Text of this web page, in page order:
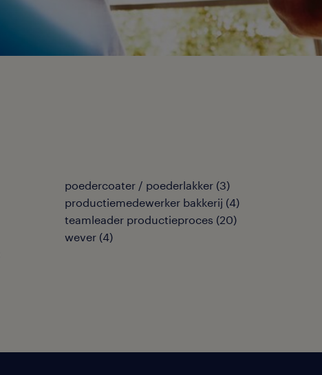
poedercoater / poederlakker (3)
productiemedewerker bakkerij (4)
teamleader productieproces (20)
wever (4)